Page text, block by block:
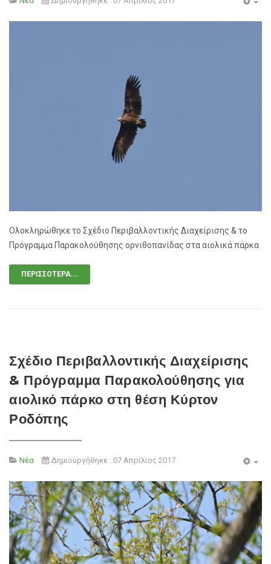
Ολοκληρώθηκε το Σχέδιο Περιβαλλοντικής Διαχείρισης & το
Πρόγραμμα Παρακολούθησης ορνιθοπανίδας στα αιολικά πάρκα
ΠΕΡΙΣΣΌΤΕΡΑ...
Σχέδιο Περιβαλλοντικής Διαχείρισης
& Πρόγραμμα Παρακολούθησης για
αιολικό πάρκο στη θέση Κύρτον
Ροδόπης
Νέα Δημιουργήθηκε : 07 Απρίλιος 2017